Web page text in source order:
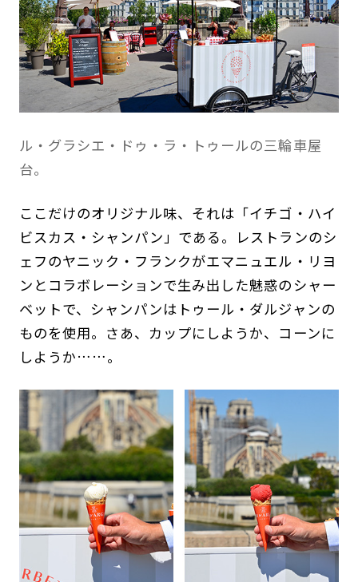
ル・グラシエ・ドゥ・ラ・トゥールの三輪車屋
台。
ここだけのオリジナル味、それは「イチゴ・ハイ
ビスカス・シャンパン」である。レストランのシ
ェフのヤニック・フランクがエマニュエル・リヨ
ンとコラボレーションで生み出した魅惑のシャー
ベットで、シャンパンはトゥール・ダルジャンの
ものを使用。さあ、カップにしようか、コーンに
しようか……。